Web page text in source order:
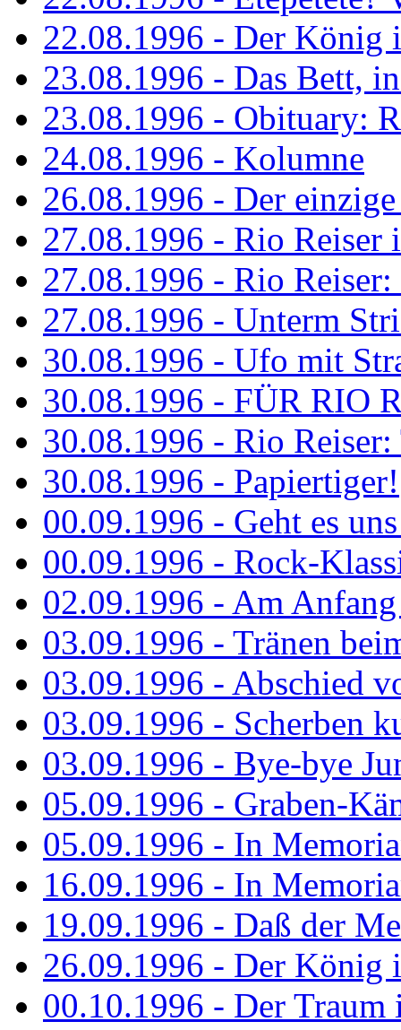
22.08.1996 - Der König
23.08.1996 - Das Bett,
23.08.1996 - Obituary:
24.08.1996 - Kolumne
26.08.1996 - Der
27.08.1996 - Rio Reiser
27.08.1996 - Rio
27.08.1996 - Unterm
30.08.1996 - Ufo mit
30.08.1996 - FÜR RIO
30.08.1996 - Rio
30.08.1996 - Papiertiger!
00.09.1996 - Geht es
00.09.1996 - Rock-
02.09.1996 - Am
03.09.1996 - Tränen
03.09.1996 - Abschied
03.09.1996 - Scherben
03.09.1996 - Bye-bye
05.09.1996 - Graben-
05.09.1996 - In
16.09.1996 - In
19.09.1996 - Daß der
26.09.1996 - Der König
00.10.1996 - Der Traum